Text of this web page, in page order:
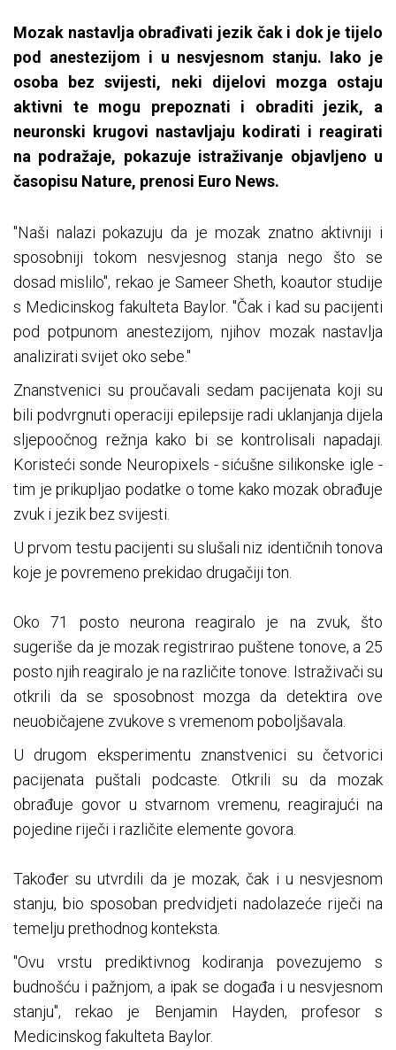
Mozak nastavlja obrađivati jezik čak i dok je tijelo
pod anestezijom i u nesvjesnom stanju. Iako je
osoba bez svijesti, neki dijelovi mozga ostaju
aktivni te mogu prepoznati i obraditi jezik, a
neuronski krugovi nastavljaju kodirati i reagirati
na podražaje, pokazuje istraživanje objavljeno u
časopisu Nature, prenosi Euro News.
"Naši nalazi pokazuju da je mozak znatno aktivniji i
sposobniji tokom nesvjesnog stanja nego što se
dosad mislilo", rekao je Sameer Sheth, koautor studije
s Medicinskog fakulteta Baylor. "Čak i kad su pacijenti
pod potpunom anestezijom, njihov mozak nastavlja
analizirati svijet oko sebe."
Znanstvenici su proučavali sedam pacijenata koji su
bili podvrgnuti operaciji epilepsije radi uklanjanja dijela
sljepoočnog režnja kako bi se kontrolisali napadaji.
Koristeći sonde Neuropixels - sićušne silikonske igle -
tim je prikupljao podatke o tome kako mozak obrađuje
zvuk i jezik bez svijesti.
U prvom testu pacijenti su slušali niz identičnih tonova
koje je povremeno prekidao drugačiji ton.
Oko 71 posto neurona reagiralo je na zvuk, što
sugeriše da je mozak registrirao puštene tonove, a 25
posto njih reagiralo je na različite tonove. Istraživači su
otkrili da se sposobnost mozga da detektira ove
neuobičajene zvukove s vremenom poboljšavala.
U drugom eksperimentu znanstvenici su četvorici
pacijenata puštali podcaste. Otkrili su da mozak
obrađuje govor u stvarnom vremenu, reagirajući na
pojedine riječi i različite elemente govora.
Također su utvrdili da je mozak, čak i u nesvjesnom
stanju, bio sposoban predvidjeti nadolazeće riječi na
temelju prethodnog konteksta.
"Ovu vrstu prediktivnog kodiranja povezujemo s
budnošću i pažnjom, a ipak se događa i u nesvjesnom
stanju", rekao je Benjamin Hayden, profesor s
Medicinskog fakulteta Baylor.